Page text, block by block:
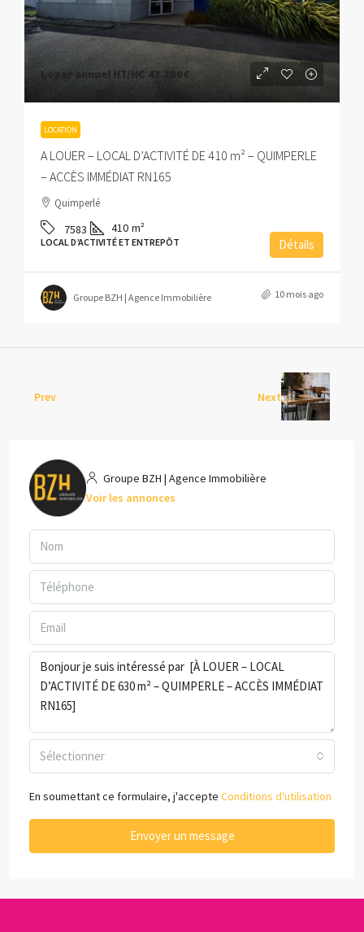
Loyer annuel HT/HC 43 200€
LOCATION
A LOUER – LOCAL D’ACTIVITÉ DE 410 m² – QUIMPERLE
– ACCÈS IMMÉDIAT RN165
Quimperlé
7583 410 m²
LOCAL D’ACTIVITÉ ET ENTREPÔT Détails
Groupe BZH | Agence Immobilière 10 mois ago
Prev Next
Groupe BZH | Agence Immobilière
Voir les annonces
Sélectionner
En soumettant ce formulaire, j'accepte Conditions d'utilisation
Envoyer un message